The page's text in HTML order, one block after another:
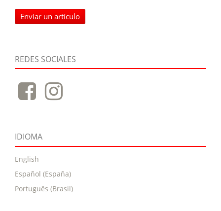
Enviar un artículo
REDES SOCIALES
IDIOMA
English
Español (España)
Português (Brasil)